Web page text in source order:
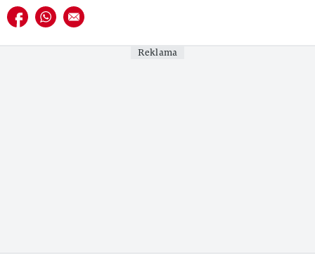
VIVA!MAN
Udostępnij na facebook
Udostępnij na whatsapp
E-mail do przyjaciela
Reklama